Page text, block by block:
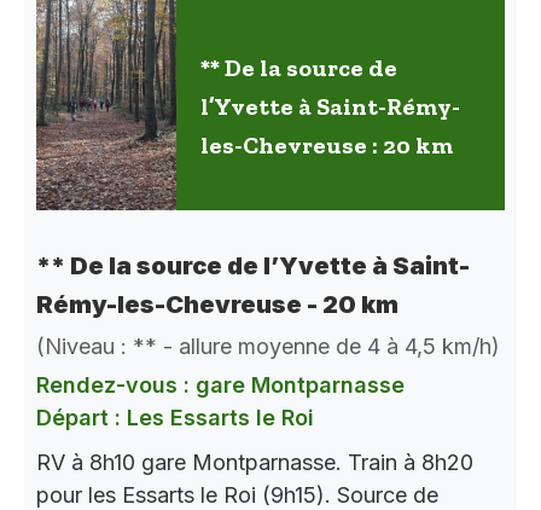
** De la source de
l’Yvette à Saint-Rémy-
les-Chevreuse : 20 km
** De la source de l’Yvette à Saint-
Rémy-les-Chevreuse - 20 km
(Niveau : ** - allure moyenne de 4 à 4,5 km/h)
Rendez-vous : gare Montparnasse
Départ : Les Essarts le Roi
RV à 8h10 gare Montparnasse. Train à 8h20
pour les Essarts le Roi (9h15). Source de